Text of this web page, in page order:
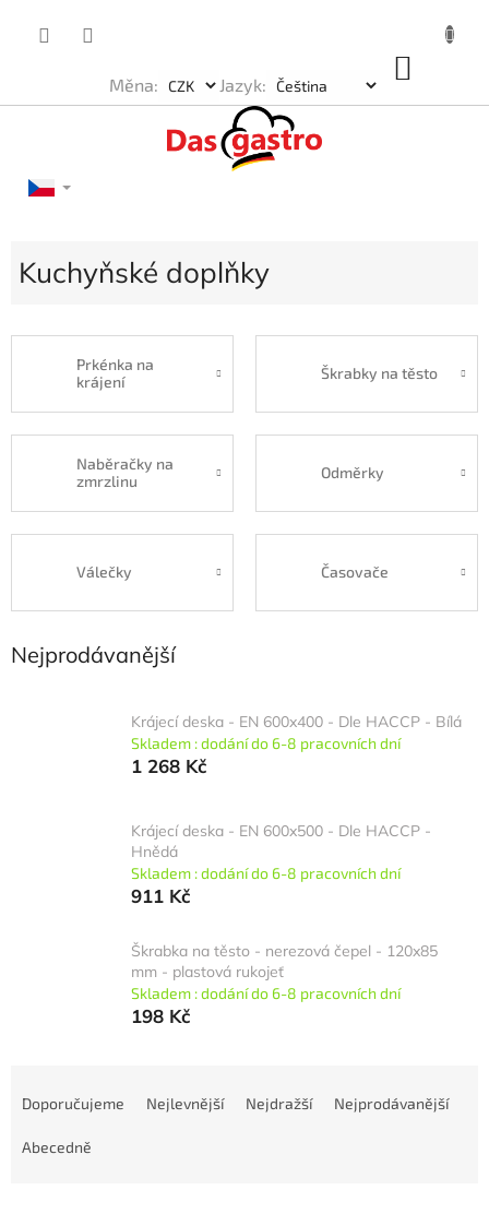
Měna: Jazyk:
Kuchyňské doplňky
Prkénka na
krájení
Škrabky na těsto
Naběračky na
zmrzlinu
Odměrky
Válečky Časovače
Nejprodávanější
Krájecí deska - EN 600x400 - Dle HACCP - Bílá
Skladem : dodání do 6-8 pracovních dní
1 268 Kč
Krájecí deska - EN 600x500 - Dle HACCP -
Hnědá
Skladem : dodání do 6-8 pracovních dní
911 Kč
Škrabka na těsto - nerezová čepel - 120x85
mm - plastová rukojeť
Skladem : dodání do 6-8 pracovních dní
198 Kč
Doporučujeme Nejlevnější Nejdražší Nejprodávanější
Abecedně